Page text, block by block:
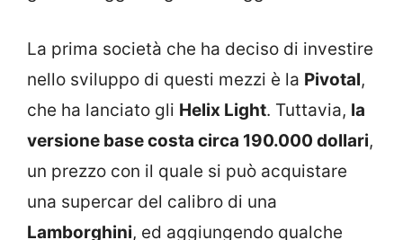
La prima società che ha deciso di investire
nello sviluppo di questi mezzi è la Pivotal,
che ha lanciato gli Helix Light. Tuttavia, la
versione base costa circa 190.000 dollari,
un prezzo con il quale si può acquistare
una supercar del calibro di una
Lamborghini, ed aggiungendo qualche